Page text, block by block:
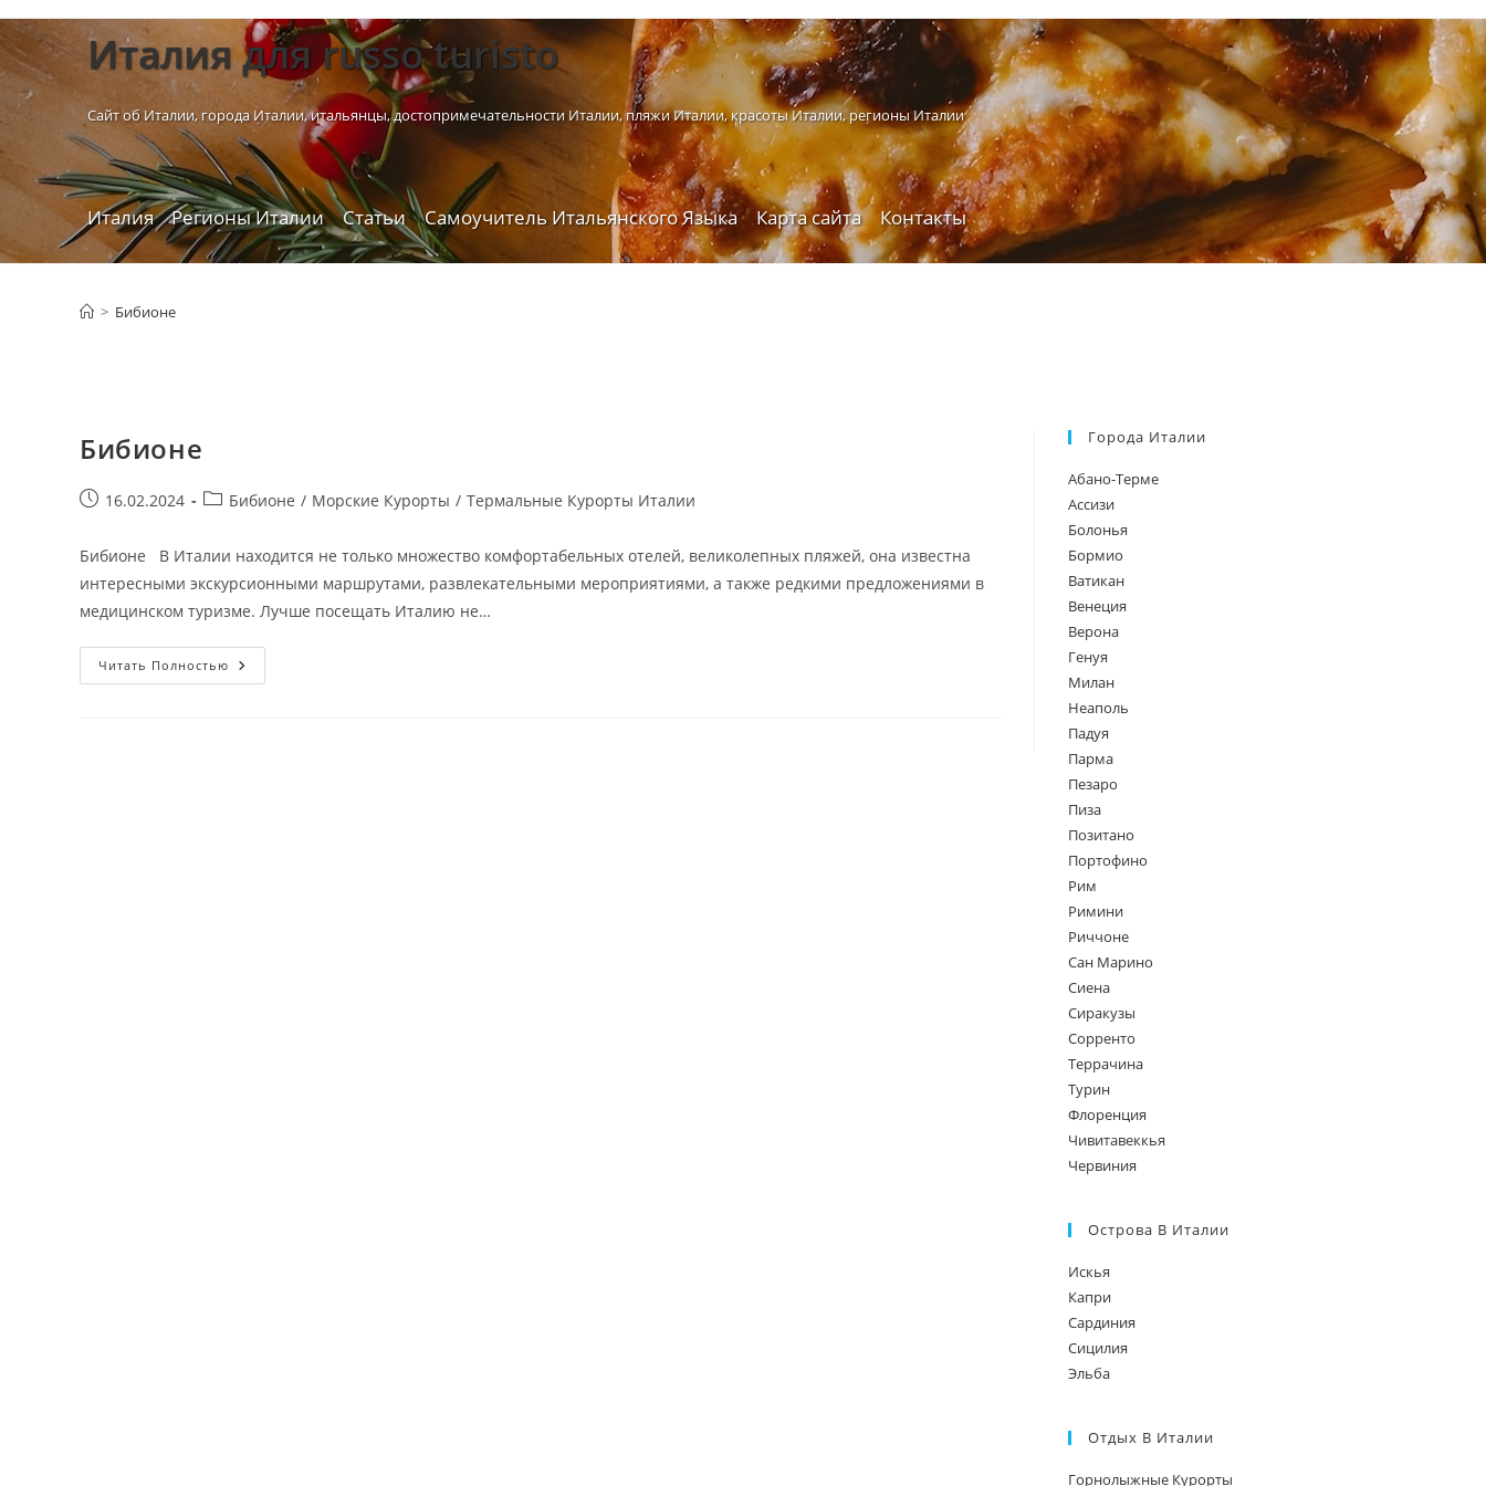
содержимомуИталия для russo turistо
Сайт об Италии, города Италии, итальянцы, достопримечательности Италии, пляжи Италии, красоты Италии, регионы Италии
Италия Регионы Италии Статьи Самоучитель Итальянского Языка Карта сайта Контакты
> Бибионе
Бибионе
Запись16.02.2024
Рубрика
Бибионе / Морские Курорты / Термальные Курорты Италии
Бибионе В Италии находится не только множество комфортабельных отелей, великолепных пляжей, она известна
интересными экскурсионными маршрутами, развлекательными мероприятиями, а также редкими предложениями в
медицинском туризме. Лучше посещать Италию не…
Читать Полностью Бибионе
Города Италии
Абано-Терме
Ассизи
Болонья
Бормио
Ватикан
Венеция
Верона
Генуя
Милан
Неаполь
Падуя
Парма
Пезаро
Пиза
Позитано
Портофино
Рим
Римини
Риччоне
Сан Марино
Сиена
Сиракузы
Сорренто
Террачина
Турин
Флоренция
Чивитавеккья
Червиния
Острова В Италии
Искья
Капри
Сардиния
Сицилия
Эльба
Отдых В Италии
Горнолыжные Курорты